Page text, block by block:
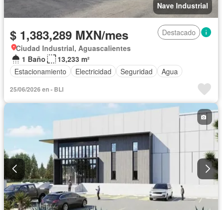
Nave Industrial
$ 1,383,289 MXN/mes
Destacado
Ciudad Industrial, Aguascalientes
1 Baño
13,233 m²
Estacionamiento
Electricidad Seguridad Agua
25/06/2026 en - BLI